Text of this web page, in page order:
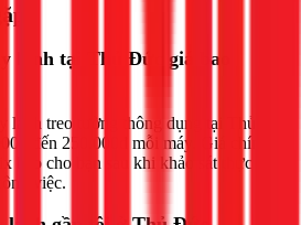
lạnh tại Thủ Đức giá bao
lạnh treo tường thông dụng tại Thủ
đến 250.000đ mỗi máy. Giá chính
báo cho bạn sau khi khảo sát thực tế
việc.